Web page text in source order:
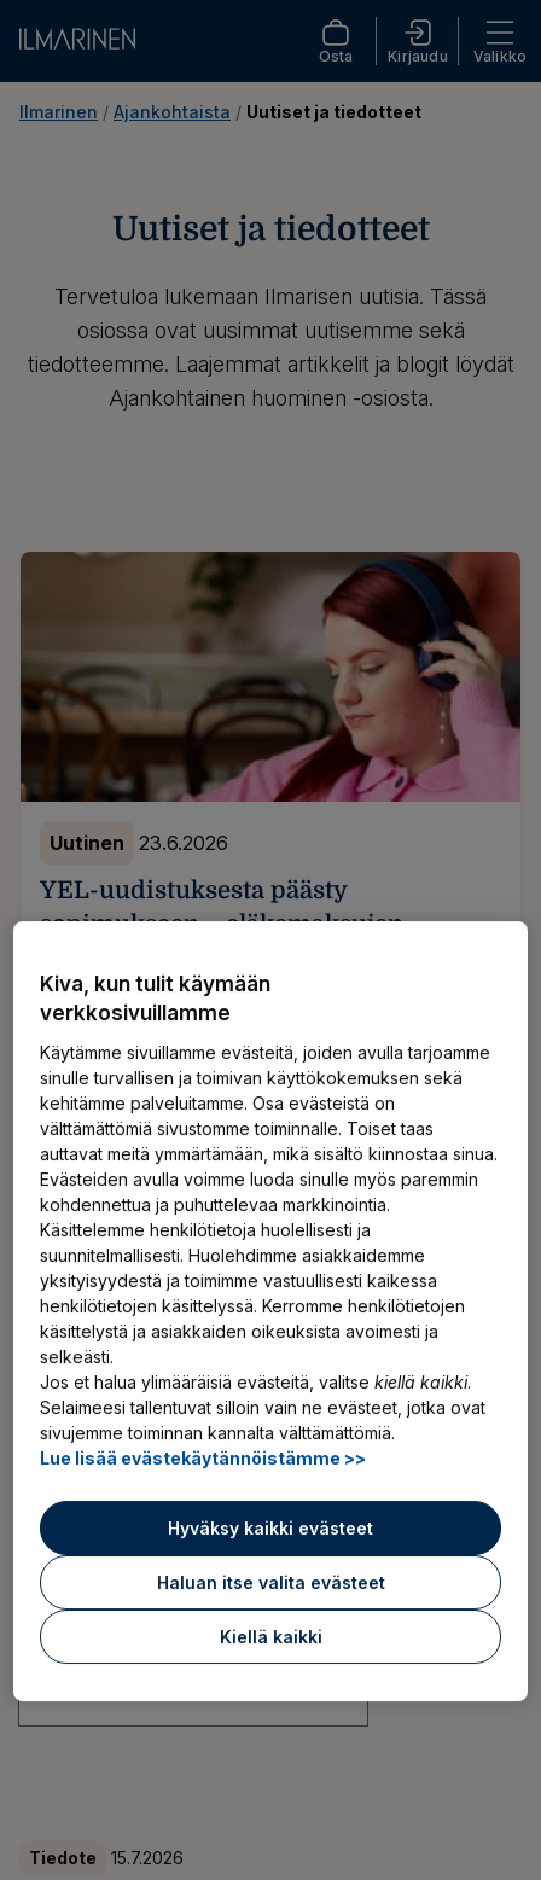
Osta Kirjaudu Valikko
Ilmarinen / Ajankohtaista / Uutiset ja tiedotteet
Uutiset ja tiedotteet
Tervetuloa lukemaan Ilmarisen uutisia. Tässä
osiossa ovat uusimmat uutisemme sekä
tiedotteemme. Laajemmat artikkelit ja blogit löydät
Ajankohtainen huominen -osiosta.
YEL-uudistuksesta päästy
sopimukseen – eläkemaksujen
valinnanvapausmallia
Uutinen 23.6.2026
Sosiaali- ja terveysministeriö on lähettänyt
lausunnoille hallituksen esitysluonnoksen yrittäjän
eläkelain (YEL) muuttamiseksi. YEL-uudistuksen
jälkeen eläkemaksut ja eläke-etuudet määräytyisivät
joko yrittäjätoimintaan perustuvan viimeksi
päättyneen verotuksen ansiotulojen tai
nykyisenkaltaisen kokonaisarvioon perustuvan
työtulon perusteella.
YEL-uudistuksesta päästy sopimukseen –
Lue uutinen
Suodata:
Aihepiiri
Tiedote 15.7.2026
Kiva, kun tulit käymään
verkkosivuillamme
Käytämme sivuillamme evästeitä, joiden avulla tarjoamme
sinulle turvallisen ja toimivan käyttökokemuksen sekä
kehitämme palveluitamme. Osa evästeistä on
välttämättömiä sivustomme toiminnalle. Toiset taas
auttavat meitä ymmärtämään, mikä sisältö kiinnostaa sinua.
Evästeiden avulla voimme luoda sinulle myös paremmin
kohdennettua ja puhuttelevaa markkinointia.
Käsittelemme henkilötietoja huolellisesti ja
suunnitelmallisesti. Huolehdimme asiakkaidemme
yksityisyydestä ja toimimme vastuullisesti kaikessa
henkilötietojen käsittelyssä. Kerromme henkilötietojen
käsittelystä ja asiakkaiden oikeuksista avoimesti ja
selkeästi.
Jos et halua ylimääräisiä evästeitä, valitsekiellä kaikki.
Selaimeesi tallentuvat silloin vain ne evästeet, jotka ovat
sivujemme toiminnan kannalta välttämättömiä.
Lue lisää evästekäytännöistämme >>
Hyväksy kaikki evästeet
Haluan itse valita evästeet
Kiellä kaikki